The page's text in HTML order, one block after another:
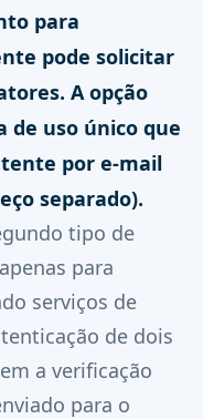
para
pode solicitar
A opção
de uso único que
por e-mail
separado).
tipo de
para
serviços de
de dois
a verificação
para o